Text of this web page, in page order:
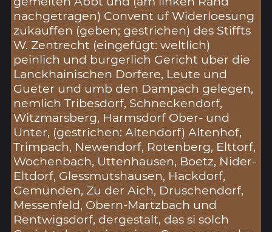
nachgetragen) Convent uf Widerloesung
zukauffen (geben; gestrichen) des Stiffts
W. Zentrecht (eingefügt: weltlich)
peinlich und burgerlich Gericht uber die
Lanckhainischen Dorfere, Leute und
Gueter und umb den Dampach gelegen,
nemlich Tribesdorf, Schneckendorf,
Witzmarsberg, Harmsdorf Ober- und
Unter, (gestrichen: Altendorf) Altenhof,
Trimpach, Newendorf, Rotenberg, Elttorf,
Wochenbach, Uttenhausen, Boetz, Nider-
Eltdorf, Glessmutshausen, Hackdorf,
Gemünden, Zu der Aich, Druschendorf,
Messenfeld, Obern-Martzbach und
Rentwigsdorf, dergestalt, das si solch